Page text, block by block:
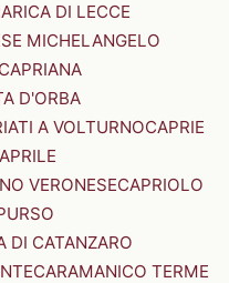
DI LECCE
MICHELANGELO
CAPRIANA
D'ORBA
A VOLTURNOCAPRIE
VERONESECAPRIOLO
DI CATANZARO
CARAMANICO TERME